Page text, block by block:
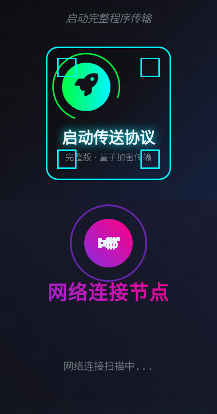
启动完整程序传输
启动传送协议
完整版 · 量子加密传输
🎺
网络连接节点
网络连接扫描中...